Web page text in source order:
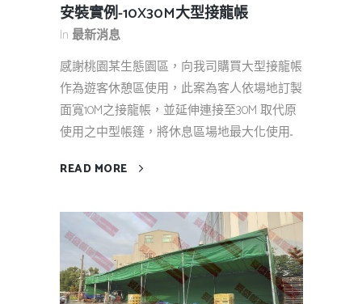
安裝實例-10X30M大型接龍帳
In 最新消息
感謝桃園某生態園區，向我司購買大型接龍帳
作為遊客休憩區使用，此案為客人依場地訂製
面寬10M之接龍帳，並延伸連接至30M 取代原
使用之中型帳篷，將休息區場地最大化使用...
READ MORE